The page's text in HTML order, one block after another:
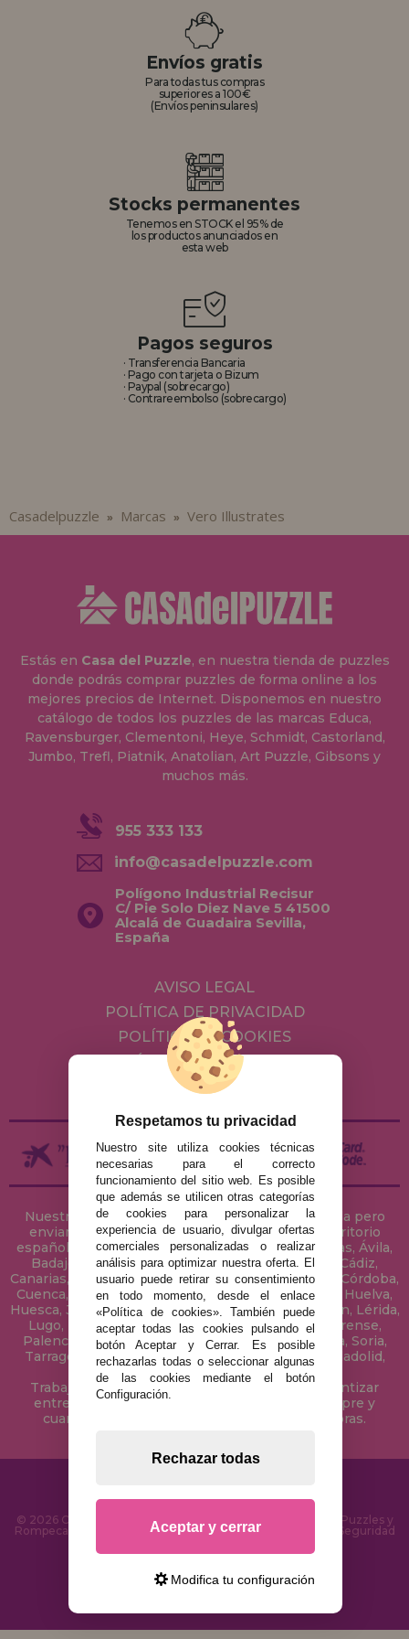
REGISTRO DISTRIBUIDOR
Envíos gratis
Para todas tus compras
superiores a 100€
(Envíos peninsulares)
Stocks permanentes
Tenemos en STOCK el 95% de
los productos anunciados en
esta web
Pagos seguros
· Transferencia Bancaria
· Pago con tarjeta o Bizum
· Paypal (sobrecargo)
· Contrareembolso (sobrecargo)
Casadelpuzzle » Marcas » Vero Illustrates
Estás en Casa del Puzzle, en nuestra tienda de puzzles
donde podrás comprar puzzles de forma online a los
mejores precios de Internet. Disponemos en nuestro
catálogo de todos los puzzles de las marcas Educa,
Ravensburger, Clementoni, Heye, Schmidt, Castorland,
Jumbo, Trefl, Piatnik, Anatolian, Art Puzzle, Gibsons y
muchos más.
955 333 133
info@casadelpuzzle.com
Polígono Industrial Recisur
C/ Pie Solo Diez Nave 5 41500
Alcalá de Guadaira Sevilla,
España
AVISO LEGAL
POLÍTICA DE PRIVACIDAD
POLÍTICA DE COOKIES
ENVÍOS Y DEVOLUCIONES
DEVOLUCIONES / DESISTIMIENTO
Nuestra tienda de puzzles está ubicada en Sevilla pero
enviamos tus puzzles a cualquier ciudad del territorio
español: Álava, Albacete, Alicante, Almería, Asturias, Ávila,
Badajoz, Baleares, Barcelona, Burgos, Cáceres, Cádiz,
Canarias, Cantabria, Castellón, Ceuta, Ciudad Real, Córdoba,
Cuenca, Gerona, Granada, Guadalajara, Guipúzcoa, Huelva,
Huesca, Jaén, La Coruña, La Rioja, Las Palmas, Leon, Lérida,
Lugo, Madrid, Málaga, Melilla, Murcia, Navarra, Orense,
Palencia, Pontevedra, Salamanca, Segovia, Sevilla, Soria,
Tarragona, Tenerife, Teruel, Toledo, Valencia, Valladolid,
Vizcaya, Zamora y Zaragoza.
Trabajamos con Stocks permanentes para garantizar
entregas rápidas en territorio peninsular, siempre y
cuando el pedido se realice antes de las 18 horas.
© 2026 CasaDelPuzzle.com - Tienda Online para comprar Puzzles y
Rompecabezas en Internet. Entrega Rápida en 24 Horas y Seguridad
Respetamos tu privacidad
Nuestro site utiliza cookies técnicas
necesarias para el correcto
funcionamiento del sitio web. Es posible
que además se utilicen otras categorías
de cookies para personalizar la
experiencia de usuario, divulgar ofertas
comerciales personalizadas o realizar
análisis para optimizar nuestra oferta. El
usuario puede retirar su consentimiento
en todo momento, desde el enlace
«Política de cookies». También puede
aceptar todas las cookies pulsando el
botón Aceptar y Cerrar. Es posible
rechazarlas todas o seleccionar algunas
de las cookies mediante el botón
Configuración.
Rechazar todas
Aceptar y cerrar
Modifica tu configuración